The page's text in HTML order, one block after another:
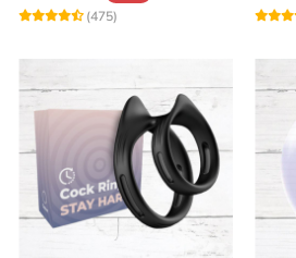
(475)